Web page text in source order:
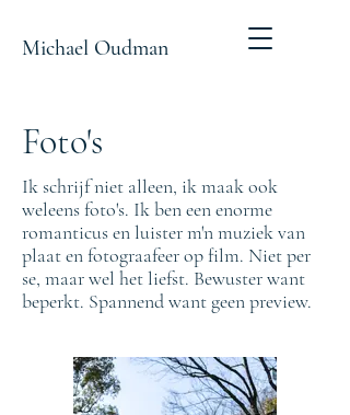
Michael Oudman
Foto's
Ik schrijf niet alleen, ik maak ook
weleens foto's. Ik ben een enorme
romanticus en luister m'n muziek van
plaat en fotograafeer op film. Niet per
se, maar wel het liefst. Bewuster want
beperkt. Spannend want geen preview.